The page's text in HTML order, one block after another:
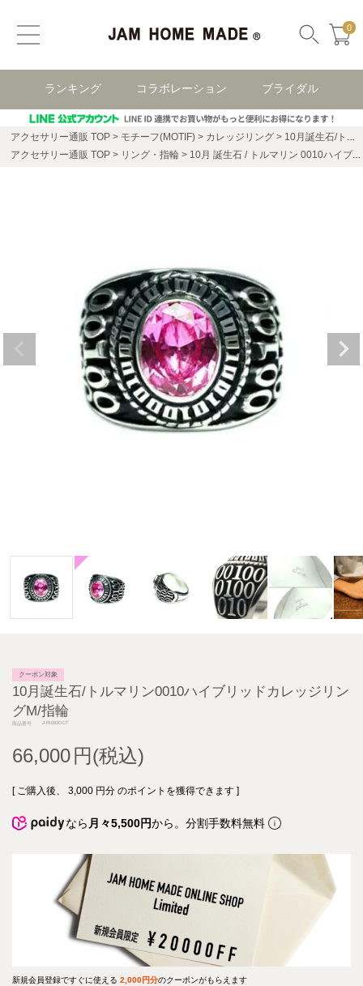
0
ランキング コラボレーション ブライダル
アクセサリー通販 TOP モチーフ(MOTIF) カレッジリング
10月誕生石/トルマリン0010ハイブリッドカレッジリングM/指輪
アクセサリー通販 TOP
リング・指輪 10月 誕生石 / トルマリン 0010ハイブリッド カレッジリング M / 指輪
クーポン対象
10月誕生石/トルマリン0010ハイブリッドカレッジリン
グM/指輪
商品番号 J-RI063OCT
66,000
[ ご購入後、 3,000 円分 のポイントを獲得できます ]
なら 月々5,500円から。分割手数料無料
新規会員登録ですぐに使える 2,000円分のクーポンがもらえます